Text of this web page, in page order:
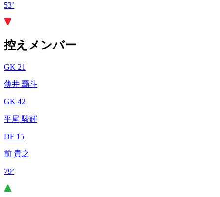
53’
控えメンバー
GK 21
薄井 覇斗
GK 42
平尾 駿輝
DF 15
前 貴之
79’